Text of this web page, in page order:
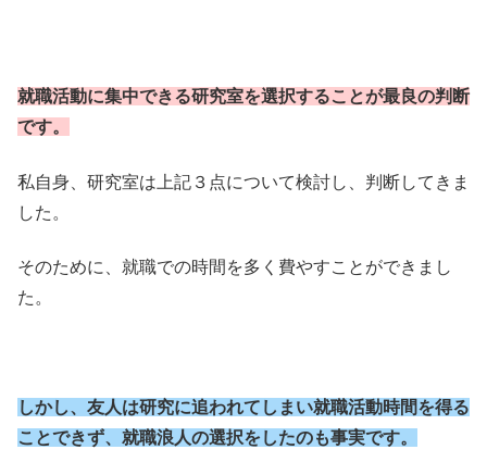
就職活動に集中できる研究室を選択することが最良の判断
です。
私自身、研究室は上記３点について検討し、判断してきま
した。
そのために、就職での時間を多く費やすことができまし
た。
しかし、友人は研究に追われてしまい就職活動時間を得る
ことできず、就職浪人の選択をしたのも事実です。